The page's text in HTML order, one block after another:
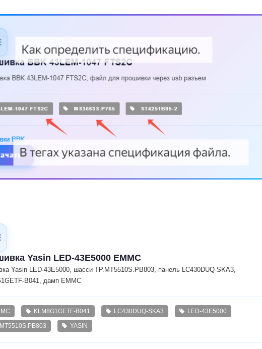
Yasin LED-43E5000 EMMC
Yasin LED-43E5000, шасси TP.MT5510S.PB803, панель LC430DUQ-SKA3,
B041, дамп EMMC
KLM8G1GETF-B041 LC430DUQ-SKA3 LED-43E5000
YASIN